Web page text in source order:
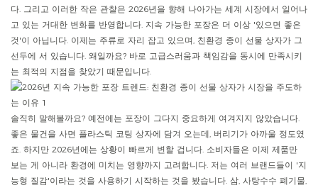
다. 그리고 이러한 작은 관찰은 2026년을 향해 나아가는 세계 시장에서 일어나
고 있는 거대한 변화를 반영합니다. 지속 가능한 포장은 더 이상 '있으면 좋은
것'이 아닙니다. 이제는 주류로 자리 잡고 있으며, 친환경 종이 선물 상자가 그
선두에 서 있습니다. 왜일까요? 바로 고급스러움과 책임감을 동시에 만족시키
는 최적의 지점을 찾았기 때문입니다.
솔직히 말해볼까요? 예전에는 포장이 그다지 중요하게 여겨지지 않았습니다.
좋은 물건을 사면 플라스틱 코팅 상자에 담겨 오는데, 버리기가 아까울 정도였
죠. 하지만 2026년에는 상황이 빠르게 변할 겁니다. 소비자들은 이제 제품만
보는 게 아니라 환경에 미치는 영향까지 고려합니다. 저는 여러 브랜드들이 '지
능형 질감'이라는 것을 사용하기 시작하는 것을 봤습니다. 삼, 사탕수수 폐기물,